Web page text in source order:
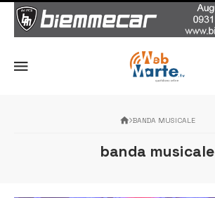
BANDA MUSICALE
banda musicale